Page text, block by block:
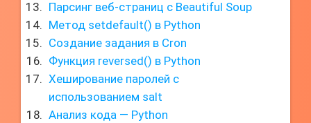
Парсинг веб-страниц с Beautiful Soup
Метод setdefault() в Python
Создание задания в Cron
Функция reversed() в Python
Хеширование паролей с
использованием salt
Анализ кода — Python